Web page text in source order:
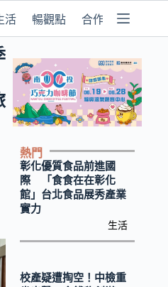
活 暢觀點 合作媒體
熱門
彰化優質食品前進國
際 「食食在在彰化
館」台北食品展秀產業
實力
生活
校產疑遭掏空！中檢重